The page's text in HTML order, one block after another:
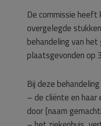
De commissie heeft
overgelegde
behandeling van
plaatsgevonden op
Bij deze
– de cliënte en
door [naam